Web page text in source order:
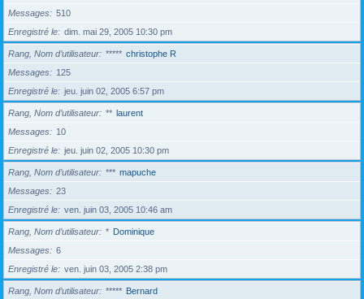
Messages
510
Enregistré le
dim. mai 29, 2005 10:30 pm
Rang, Nom d’utilisateur ***** christophe R
Messages
125
Enregistré le
jeu. juin 02, 2005 6:57 pm
Rang, Nom d’utilisateur ** laurent
Messages
10
Enregistré le
jeu. juin 02, 2005 10:30 pm
Rang, Nom d’utilisateur *** mapuche
Messages
23
Enregistré le
ven. juin 03, 2005 10:46 am
Rang, Nom d’utilisateur * Dominique
Messages
6
Enregistré le
ven. juin 03, 2005 2:38 pm
Rang, Nom d’utilisateur ***** Bernard